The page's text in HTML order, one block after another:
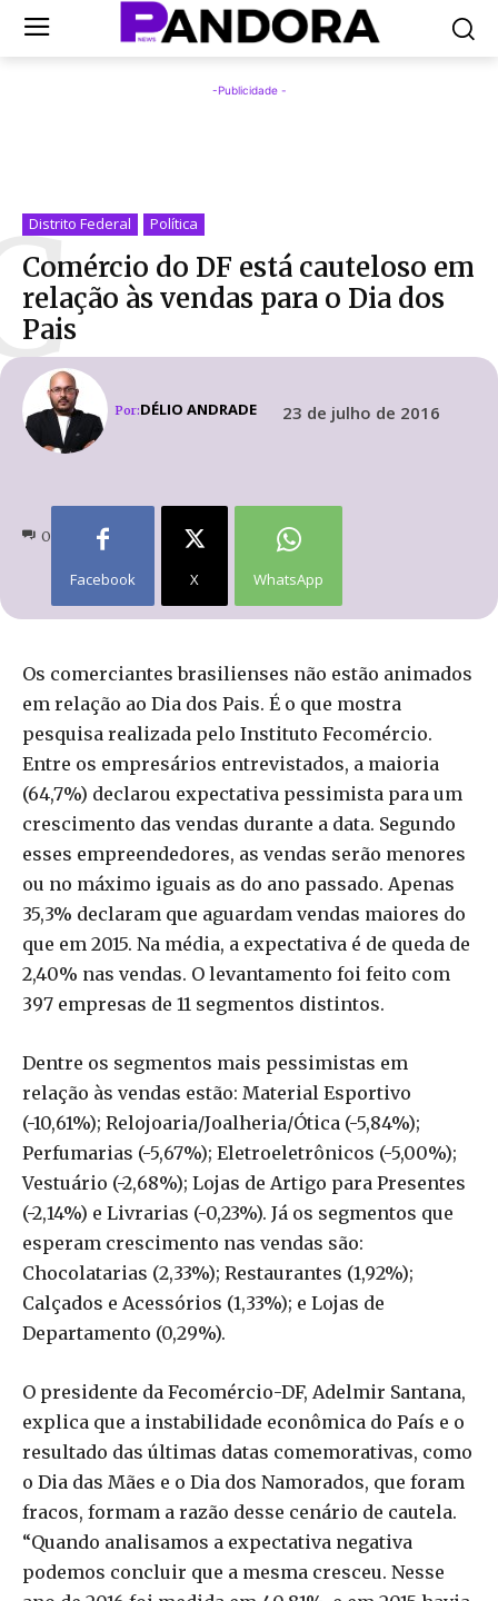
-Publicidade -
Distrito Federal Política
Comércio do DF está cauteloso em
relação às vendas para o Dia dos
Pais
Por:DÉLIO ANDRADE 23 de julho de 2016
0
Facebook X WhatsApp
Os comerciantes brasilienses não estão animados
em relação ao Dia dos Pais. É o que mostra
pesquisa realizada pelo Instituto Fecomércio.
Entre os empresários entrevistados, a maioria
(64,7%) declarou expectativa pessimista para um
crescimento das vendas durante a data. Segundo
esses empreendedores, as vendas serão menores
ou no máximo iguais as do ano passado. Apenas
35,3% declaram que aguardam vendas maiores do
que em 2015. Na média, a expectativa é de queda de
2,40% nas vendas. O levantamento foi feito com
397 empresas de 11 segmentos distintos.
Dentre os segmentos mais pessimistas em
relação às vendas estão: Material Esportivo
(-10,61%); Relojoaria/Joalheria/Ótica (-5,84%);
Perfumarias (-5,67%); Eletroeletrônicos (-5,00%);
Vestuário (-2,68%); Lojas de Artigo para Presentes
(-2,14%) e Livrarias (-0,23%). Já os segmentos que
esperam crescimento nas vendas são:
Chocolatarias (2,33%); Restaurantes (1,92%);
Calçados e Acessórios (1,33%); e Lojas de
Departamento (0,29%).
O presidente da Fecomércio-DF, Adelmir Santana,
explica que a instabilidade econômica do País e o
resultado das últimas datas comemorativas, como
o Dia das Mães e o Dia dos Namorados, que foram
fracos, formam a razão desse cenário de cautela.
“Quando analisamos a expectativa negativa
podemos concluir que a mesma cresceu. Nesse